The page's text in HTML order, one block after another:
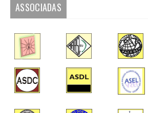
ASSOCIADAS